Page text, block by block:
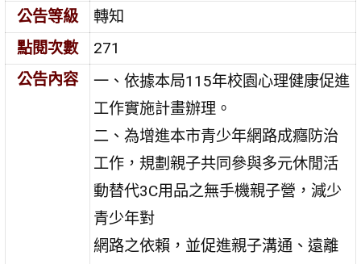
公告等級
轉知
點閱次數
271
公告內容
一、依據本局115年校園心理健康促進
工作實施計畫辦理。
二、為增進本市青少年網路成癮防治
工作，規劃親子共同參與多元休閒活
動替代3C用品之無手機親子營，減少
青少年對
網路之依賴，並促進親子溝通、遠離